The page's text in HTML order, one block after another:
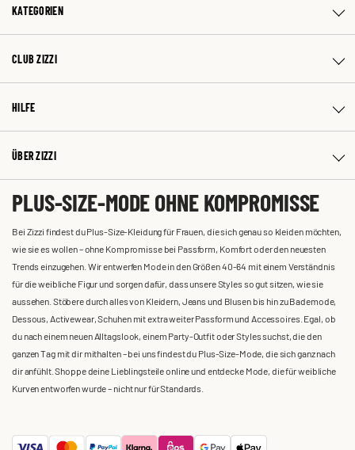
KATEGORIEN
CLUB ZIZZI
HILFE
ÜBER ZIZZI
PLUS-SIZE-MODE OHNE KOMPROMISSE
Bei Zizzi findest du Plus-Size-Kleidung für Frauen, die sich genau so kleiden möchten,
wie sie es wollen – ohne Kompromisse bei Passform, Komfort oder den neuesten
Trends einzugehen. Wir entwerfen Mode in den Größen 40-64 mit einem Verständnis
für die weibliche Figur und sorgen dafür, dass unsere Styles so gut sitzen, wie sie
aussehen. Stöbere durch alles von Kleidern, Jeans und Blusen bis hin zu Bademode,
Dessous, Activewear, Schuhen mit extra weiter Passform und Accessoires. Egal, ob
du nach einem neuen Alltagslook, einem Party-Outfit oder Styles suchst, die den
ganzen Tag mit dir mithalten – bei uns findest du Plus-Size-Mode, die sich ganz nach
dir anfühlt. Shoppe deine Lieblingsteile online und entdecke Mode, die für weibliche
Kurven entworfen wurde – nicht nur für Standards.